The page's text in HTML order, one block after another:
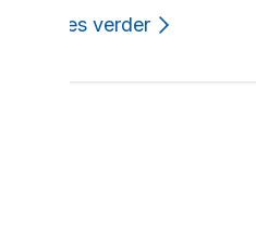
Lees verder